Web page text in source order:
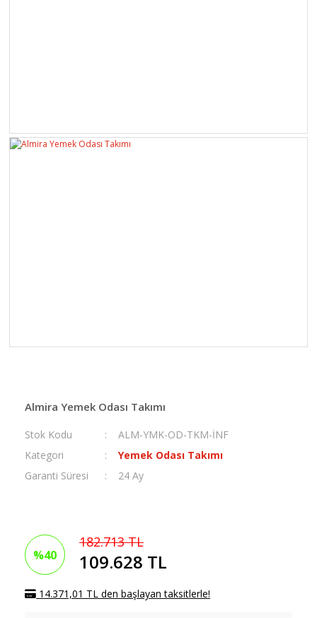
Almira Yemek Odası Takımı
Stok Kodu
ALM-YMK-OD-TKM-İNF
Kategori
Yemek Odası Takımı
Garanti Süresi
24 Ay
%40
182.713 TL
109.628 TL
14.371,01 TL den başlayan taksitlerle!